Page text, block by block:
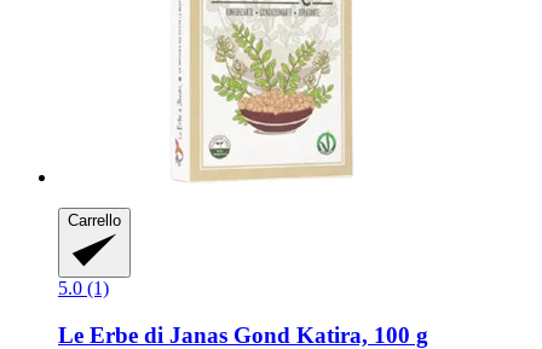
Carrello
5.0 (1)
Le Erbe di Janas Gond Katira, 100 g